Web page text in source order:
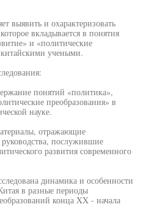
выявить и охарактеризовать
вкладывается в понятия
и «политические
учеными.
понятий «политика»,
преобразования» в
науке.
отражающие
послужившие
развития современного
динамика и особенности
в разные периоды
конца XX - начала